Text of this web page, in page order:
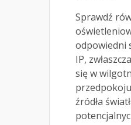
Sprawdź
odpowiedni
IP,
się w
źródła